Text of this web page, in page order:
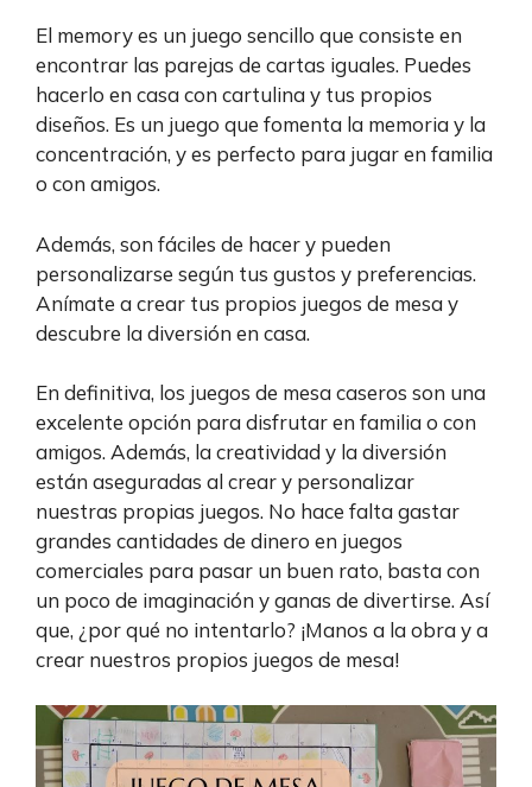
El memory es un juego sencillo que consiste en
encontrar las parejas de cartas iguales. Puedes
hacerlo en casa con cartulina y tus propios
diseños. Es un juego que fomenta la memoria y la
concentración, y es perfecto para jugar en familia
o con amigos.
Además, son fáciles de hacer y pueden
personalizarse según tus gustos y preferencias.
Anímate a crear tus propios juegos de mesa y
descubre la diversión en casa.
En definitiva, los juegos de mesa caseros son una
excelente opción para disfrutar en familia o con
amigos. Además, la creatividad y la diversión
están aseguradas al crear y personalizar
nuestras propias juegos. No hace falta gastar
grandes cantidades de dinero en juegos
comerciales para pasar un buen rato, basta con
un poco de imaginación y ganas de divertirse. Así
que, ¿por qué no intentarlo? ¡Manos a la obra y a
crear nuestros propios juegos de mesa!